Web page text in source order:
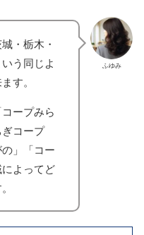
ふゆみ
・栃木・
う同じよ
す。
ープみら
コープ
の」「コー
よってど